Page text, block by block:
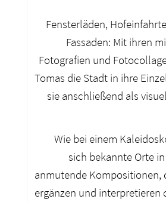
Fensterläden,
Fassaden: Mit ihren
Fotografien und
Tomas die Stadt in ihre
sie anschließend als
Wie bei einem
sich bekannte Orte
anmutende Kompositionen,
ergänzen und interpretieren